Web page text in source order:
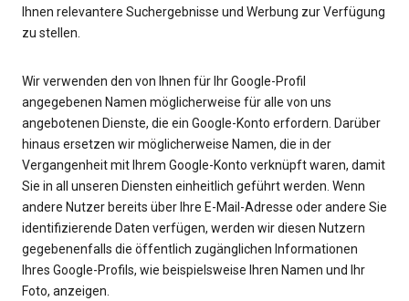
Ihnen relevantere Suchergebnisse und Werbung zur Verfügung
zu stellen.
Wir verwenden den von Ihnen für Ihr Google-Profil
angegebenen Namen möglicherweise für alle von uns
angebotenen Dienste, die ein Google-Konto erfordern. Darüber
hinaus ersetzen wir möglicherweise Namen, die in der
Vergangenheit mit Ihrem Google-Konto verknüpft waren, damit
Sie in all unseren Diensten einheitlich geführt werden. Wenn
andere Nutzer bereits über Ihre E-Mail-Adresse oder andere Sie
identifizierende Daten verfügen, werden wir diesen Nutzern
gegebenenfalls die öffentlich zugänglichen Informationen
Ihres Google-Profils, wie beispielsweise Ihren Namen und Ihr
Foto, anzeigen.